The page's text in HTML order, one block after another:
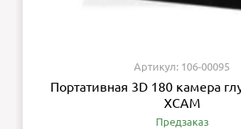
Артикул: 106-00095
Портативная 3D 180 камера
XCAM
Предзаказ